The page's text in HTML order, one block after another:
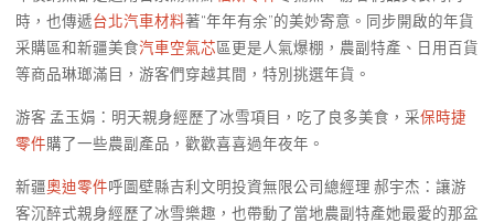
時，也傳遞台北汽車材料著“年年有余”的美妙寄意。同步開啟的年貨
采購區和新疆美食汽車空氣芯區更是人氣爆棚，農副特產、日用百貨
等商品琳瑯滿目，游客們穿越其間，特別挑選年貨。
游客 孟玉娟：明天親身經歷了冰雪項目，吃了良多美食，采保時捷
零件購了一些農副產品，歡歡喜喜過年夜年。
新疆奧迪零件呼圖壁縣吉利文明投資無限公司總經理 郝宇杰：讓游
客沉醉式親身經歷了冰雪樂趣，也帶動了當地農副特產她最愛的那盆